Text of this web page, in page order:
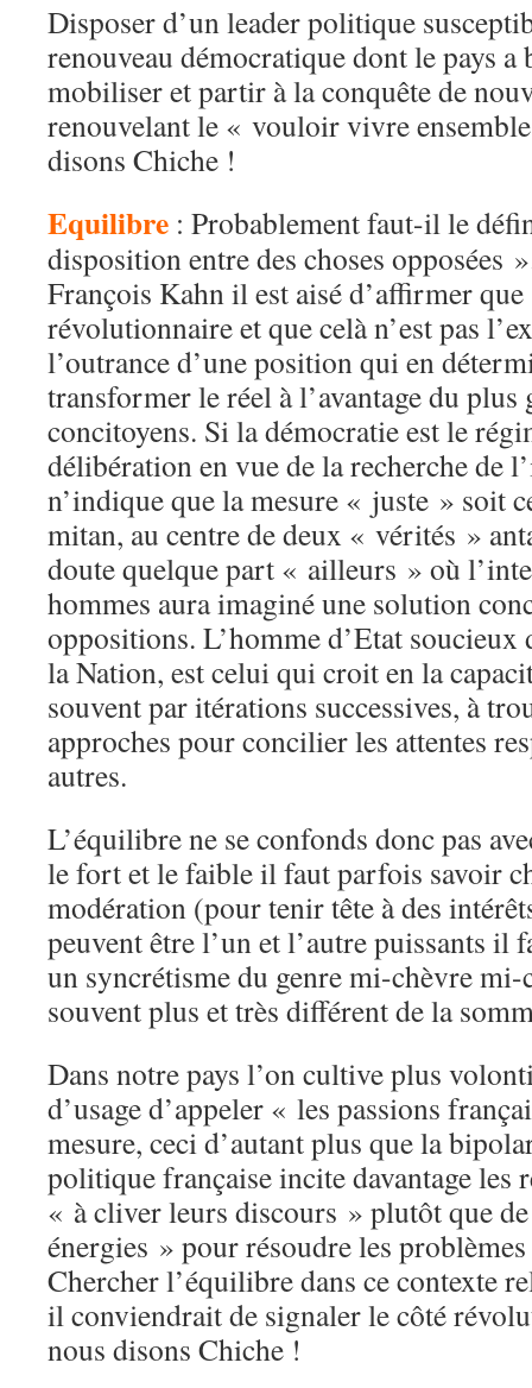
Disposer d’un leader politique
renouveau démocratique dont le pays a
mobiliser et partir à la conquête de
renouvelant le « vouloir vivre
disons Chiche !
Equilibre : Probablement faut-il le
disposition entre des choses opposées
François Kahn il est aisé d’affirmer
révolutionnaire et que celà n’est pas
l’outrance d’une position qui en
transformer le réel à l’avantage du
concitoyens. Si la démocratie est le
délibération en vue de la recherche de
n’indique que la mesure « juste » soit
mitan, au centre de deux « vérités »
doute quelque part « ailleurs » où
hommes aura imaginé une solution
oppositions. L’homme d’Etat soucieux
la Nation, est celui qui croit en la
souvent par itérations successives, à
approches pour concilier les attentes
autres.
L’équilibre ne se confonds donc pas
le fort et le faible il faut parfois savoir
modération (pour tenir tête à des
peuvent être l’un et l’autre puissants il
un syncrétisme du genre mi-chèvre
souvent plus et très différent de la
Dans notre pays l’on cultive plus
d’usage d’appeler « les passions
mesure, ceci d’autant plus que la
politique française incite davantage les
« à cliver leurs discours » plutôt que
énergies » pour résoudre les
Chercher l’équilibre dans ce contexte
il conviendrait de signaler le côté
nous disons Chiche !